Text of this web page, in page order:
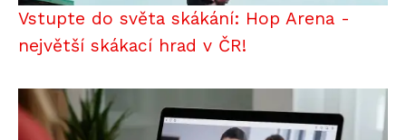
Vstupte do světa skákání: Hop Arena -
největší skákací hrad v ČR!